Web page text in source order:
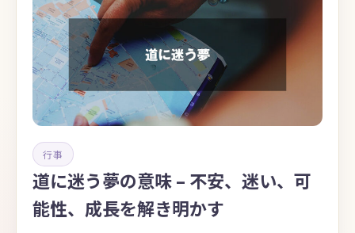
行事
道に迷う夢の意味 – 不安、迷い、可
能性、成長を解き明かす